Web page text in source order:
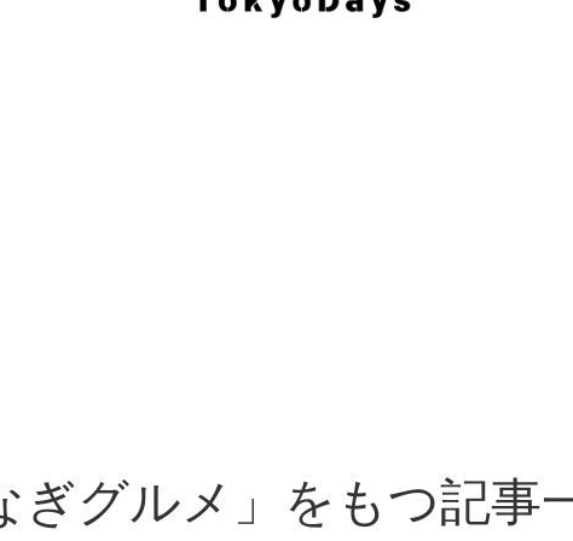
ぎグルメ」をもつ記事